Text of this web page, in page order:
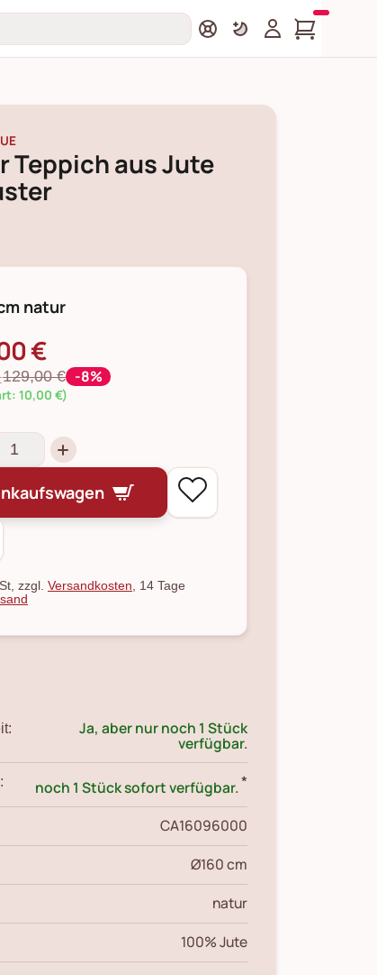
Teppich aus Jute
natur
€
:129,00 € -8%
10,00 €)
zzgl. Versandkosten, 14 Tage
Ja, aber nur noch 1 Stück
verfügbar.
noch 1 Stück sofort verfügbar.*
CA16096000
Ø160 cm
natur
100% Jute